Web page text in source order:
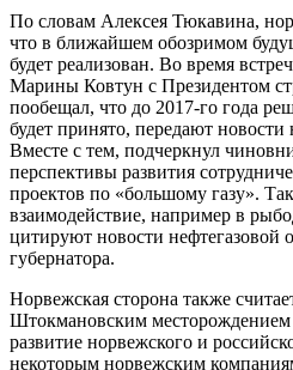
По словам Алексея Тюкавина,
что в ближайшем обозримом
будет реализован. Во время
Марины Ковтун с Президентом
пообещал, что до 2017-го года
будет принято, передают новости
Вместе с тем, подчеркнул
перспективы развития
проектов по «большому газу».
взаимодействие, например в
цитируют новости нефтегазовой
губернатора.
Норвежская сторона также
Штокмановским месторождением
развитие норвежского и
некоторым норвежским